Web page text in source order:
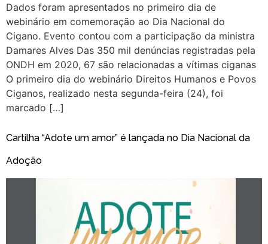
Dados foram apresentados no primeiro dia de
webinário em comemoração ao Dia Nacional do
Cigano. Evento contou com a participação da ministra
Damares Alves Das 350 mil denúncias registradas pela
ONDH em 2020, 67 são relacionadas a vítimas ciganas
O primeiro dia do webinário Direitos Humanos e Povos
Ciganos, realizado nesta segunda-feira (24), foi
marcado […]
Cartilha “Adote um amor” é lançada no Dia Nacional da
Adoção